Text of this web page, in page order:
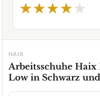
★★★★★
HAIX
Arbeitsschuhe Haix
Low in Schwarz